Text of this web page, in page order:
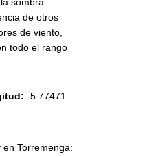
sombra
de otros
de viento,
todo el rango
-5.77471
Torremenga: